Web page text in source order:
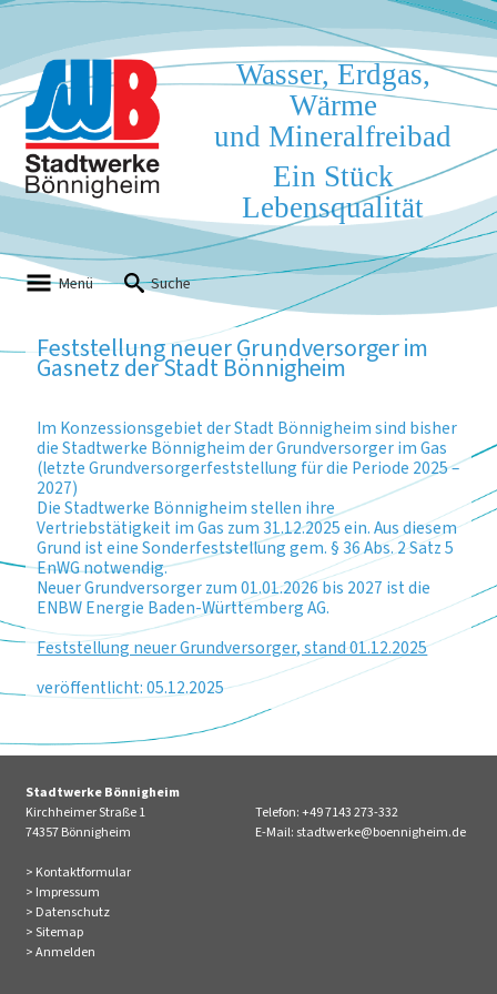
Wasser, Erdgas,
Wärme
und Mineralfreibad
Ein Stück
Lebensqualität
Menü Suche
Feststellung neuer Grundversorger im
Gasnetz der Stadt Bönnigheim
Im Konzessionsgebiet der Stadt Bönnigheim sind bisher
die Stadtwerke Bönnigheim der Grundversorger im Gas
(letzte Grundversorgerfeststellung für die Periode 2025 –
2027)
Die Stadtwerke Bönnigheim stellen ihre
Vertriebstätigkeit im Gas zum 31.12.2025 ein. Aus diesem
Grund ist eine Sonderfeststellung gem. § 36 Abs. 2 Satz 5
EnWG notwendig.
Neuer Grundversorger zum 01.01.2026 bis 2027 ist die
ENBW Energie Baden-Württemberg AG.
Feststellung neuer Grundversorger, stand 01.12.2025
veröffentlicht: 05.12.2025
Stadtwerke Bönnigheim
Kirchheimer Straße 1
74357 Bönnigheim
Telefon: +49 7143 273-332
E-Mail: stadtwerke@boennigheim.de
Kontaktformular
Impressum
Datenschutz
Sitemap
Anmelden